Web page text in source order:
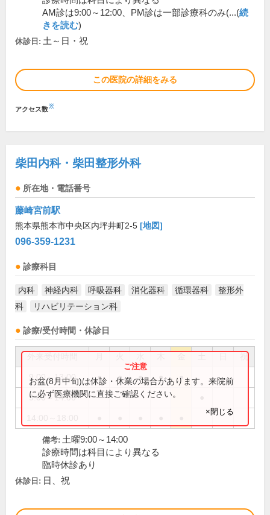
AM診は9:00～12:00、PM診は一部診療科のみ(...(続
きを読む)
休診日: 土～日・祝
この医院の詳細をみる
アクセス数※
柴田内科・柴田整形外科
所在地・電話番号
藤崎宮前駅
熊本県熊本市中央区内坪井町2-5 [地図]
096-359-1231
診療科目
内科 神経内科 呼吸器科 消化器科 循環器科
整形外
科
リハビリテーション科
診療/受付時間・休診日
祝
9:00～13:00 ● ● ● ● ●
9:00～14:00
お盆(8月中旬)は休診・休業の場合があります。来院前
に必ず医療機関に直接ご確認ください。
×閉じる
備考: 土曜9:00～14:00
診療時間は科目により異なる
臨時休診あり
休診日: 日、祝